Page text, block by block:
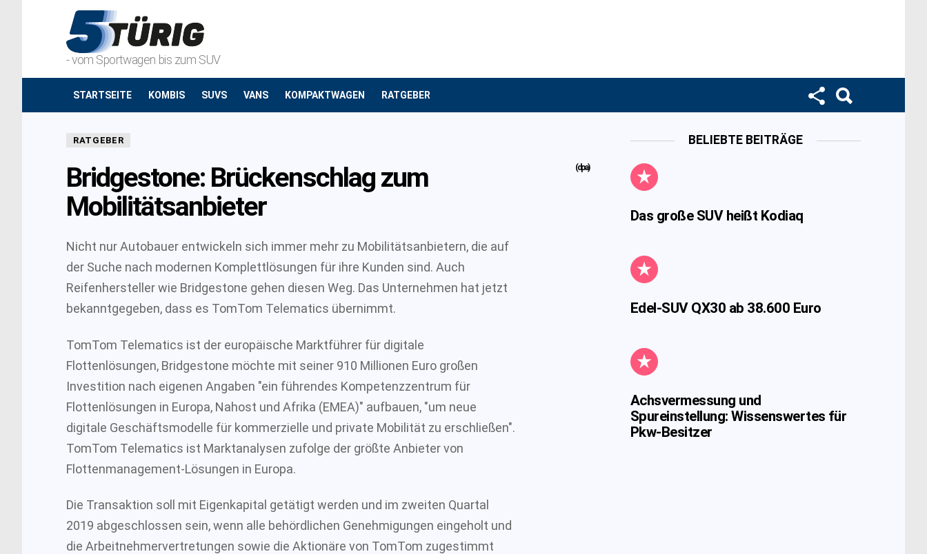
- vom Sportwagen bis zum SUV
STARTSEITE KOMBIS SUVS VANS KOMPAKTWAGEN RATGEBER
RATGEBER
Bridgestone: Brückenschlag zum
Mobilitätsanbieter
(dpa)
Nicht nur Autobauer entwickeln sich immer mehr zu Mobilitätsanbietern, die auf
der Suche nach modernen Komplettlösungen für ihre Kunden sind. Auch
Reifenhersteller wie Bridgestone gehen diesen Weg. Das Unternehmen hat jetzt
bekanntgegeben, dass es TomTom Telematics übernimmt.
TomTom Telematics ist der europäische Marktführer für digitale
Flottenlösungen, Bridgestone möchte mit seiner 910 Millionen Euro großen
Investition nach eigenen Angaben "ein führendes Kompetenzzentrum für
Flottenlösungen in Europa, Nahost und Afrika (EMEA)" aufbauen, "um neue
digitale Geschäftsmodelle für kommerzielle und private Mobilität zu erschließen".
TomTom Telematics ist Marktanalysen zufolge der größte Anbieter von
Flottenmanagement-Lösungen in Europa.
Die Transaktion soll mit Eigenkapital getätigt werden und im zweiten Quartal
2019 abgeschlossen sein, wenn alle behördlichen Genehmigungen eingeholt und
die Arbeitnehmervertretungen sowie die Aktionäre von TomTom zugestimmt
BELIEBTE BEITRÄGE
Das große SUV heißt Kodiaq
Edel-SUV QX30 ab 38.600 Euro
Achsvermessung und
Spureinstellung: Wissenswertes für
Pkw-Besitzer